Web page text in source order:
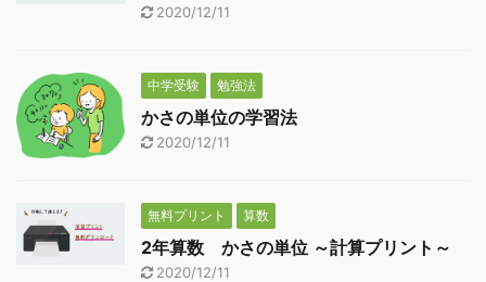
2020/12/11
中学受験 勉強法
かさの単位の学習法
2020/12/11
無料プリント 算数
2年算数 かさの単位 ～計算プリント～
2020/12/11